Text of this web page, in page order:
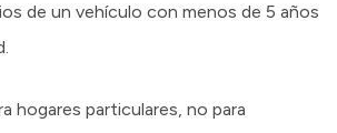
de un vehículo con menos de 5 años
hogares particulares, no para